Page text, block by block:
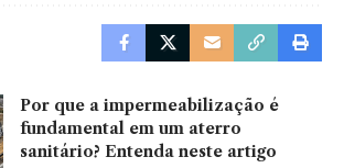
Por que a impermeabilização é
fundamental em um aterro
sanitário? Entenda neste artigo